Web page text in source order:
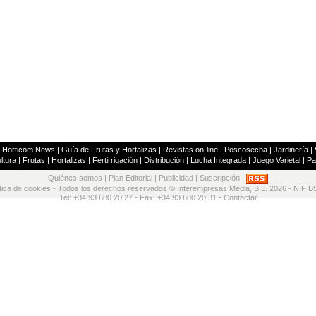
Horticom News | Guía de Frutas y Hortalizas | Revistas on-line| Poscosecha| Jardinería|
| Frutas | Hortalizas | Fertirrigación | Distribución | Lucha Integrada | Juego Varietal |
Quiénes somos Plan Editorial Publicidad Suscripción
de cookies - Todos los derechos reservados © Interempresas Media, S.L. 2026 - NIF
Tel: +34 93 680 20 27 - Fax: +34 93 680 20 31 - Contactar